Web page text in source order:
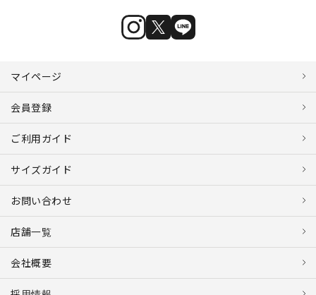
マイページ
会員登録
ご利用ガイド
サイズガイド
お問い合わせ
店舗一覧
会社概要